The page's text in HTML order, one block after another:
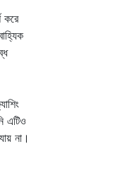
করে
এটিও
না।